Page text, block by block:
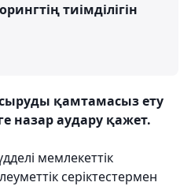
тиімділігін
қамтамасыз ету
назар аудару қажет.
мемлекеттік
серіктестермен